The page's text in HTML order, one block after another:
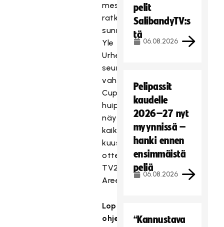
mestaruus
ratkaistaan
sunnuntaina.
Yle
Urheilu
seuraa
vahvasti
Cupin
huipennusta
näyttämällä
kaikki
kuusi
ottelua
TV2:ssa/Yle
Areenassa.
Loppuhuipentuman
ohjelma:
pelit
SalibandyTV:s
tä
06.08.2026
Pelipassit
kaudelle
2026–27 nyt
myynnissä –
hanki ennen
ensimmäistä
peliä
06.08.2026
“Kannustava